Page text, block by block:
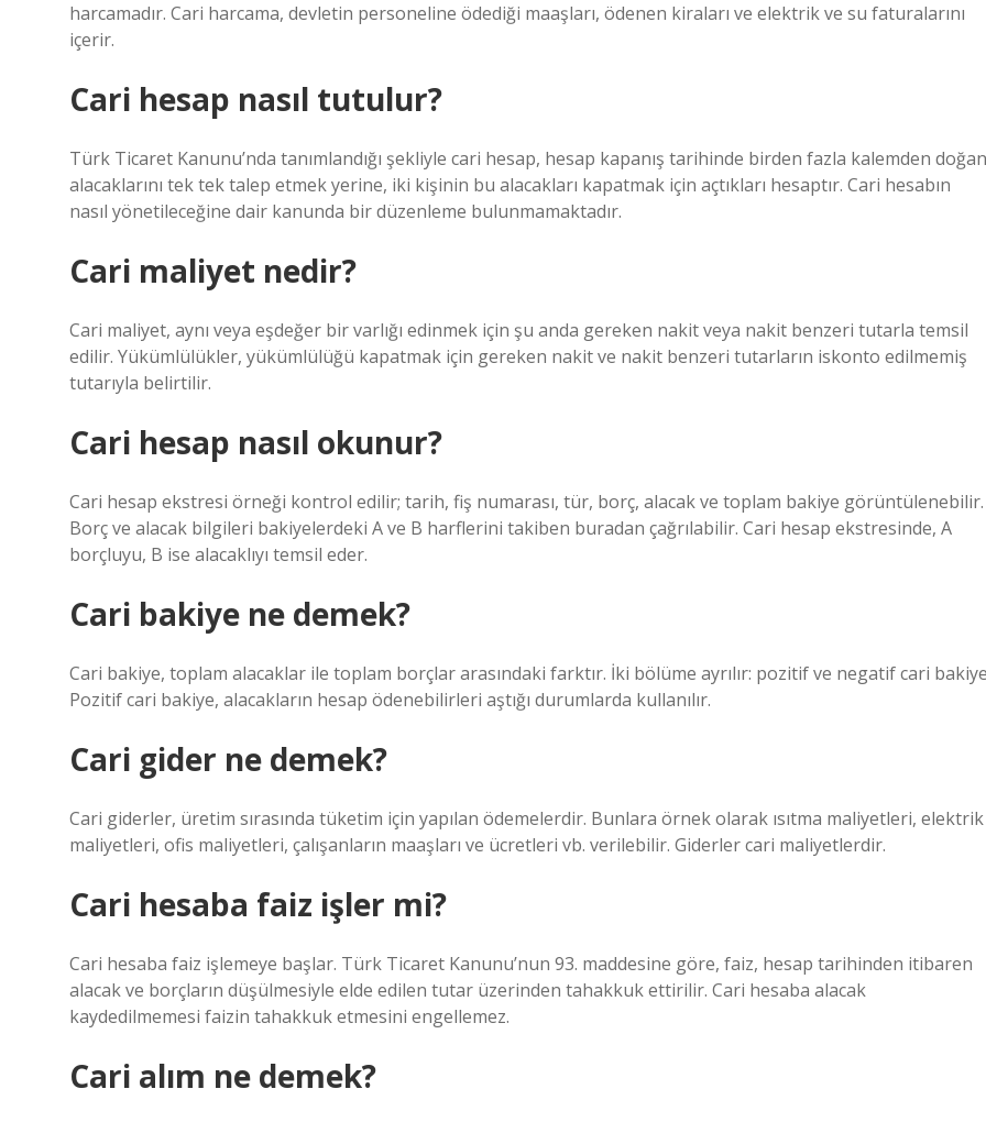
harcamadır. Cari harcama, devletin personeline ödediği maaşları, ödenen kiraları ve elektrik ve su faturalarını
içerir.
Cari hesap nasıl tutulur?
Türk Ticaret Kanunu’nda tanımlandığı şekliyle cari hesap, hesap kapanış tarihinde birden fazla kalemden doğan
alacaklarını tek tek talep etmek yerine, iki kişinin bu alacakları kapatmak için açtıkları hesaptır. Cari hesabın
nasıl yönetileceğine dair kanunda bir düzenleme bulunmamaktadır.
Cari maliyet nedir?
Cari maliyet, aynı veya eşdeğer bir varlığı edinmek için şu anda gereken nakit veya nakit benzeri tutarla temsil
edilir. Yükümlülükler, yükümlülüğü kapatmak için gereken nakit ve nakit benzeri tutarların iskonto edilmemiş
tutarıyla belirtilir.
Cari hesap nasıl okunur?
Cari hesap ekstresi örneği kontrol edilir; tarih, fiş numarası, tür, borç, alacak ve toplam bakiye görüntülenebilir.
Borç ve alacak bilgileri bakiyelerdeki A ve B harflerini takiben buradan çağrılabilir. Cari hesap ekstresinde, A
borçluyu, B ise alacaklıyı temsil eder.
Cari bakiye ne demek?
Cari bakiye, toplam alacaklar ile toplam borçlar arasındaki farktır. İki bölüme ayrılır: pozitif ve negatif cari
Pozitif cari bakiye, alacakların hesap ödenebilirleri aştığı durumlarda kullanılır.
Cari gider ne demek?
Cari giderler, üretim sırasında tüketim için yapılan ödemelerdir. Bunlara örnek olarak ısıtma maliyetleri, elektrik
maliyetleri, ofis maliyetleri, çalışanların maaşları ve ücretleri vb. verilebilir. Giderler cari maliyetlerdir.
Cari hesaba faiz işler mi?
Cari hesaba faiz işlemeye başlar. Türk Ticaret Kanunu’nun 93. maddesine göre, faiz, hesap tarihinden itibaren
alacak ve borçların düşülmesiyle elde edilen tutar üzerinden tahakkuk ettirilir. Cari hesaba alacak
kaydedilmemesi faizin tahakkuk etmesini engellemez.
Cari alım ne demek?